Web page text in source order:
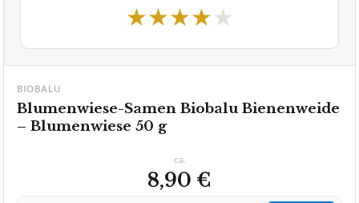
★★★★★
BIOBALU
Blumenwiese-Samen Biobalu Bienenweide
– Blumenwiese 50 g
ca.
8,90 €